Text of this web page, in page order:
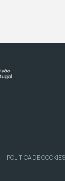
| POLÍTICA DE COOKIES